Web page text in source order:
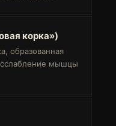
корка»)
образованная
мышцы